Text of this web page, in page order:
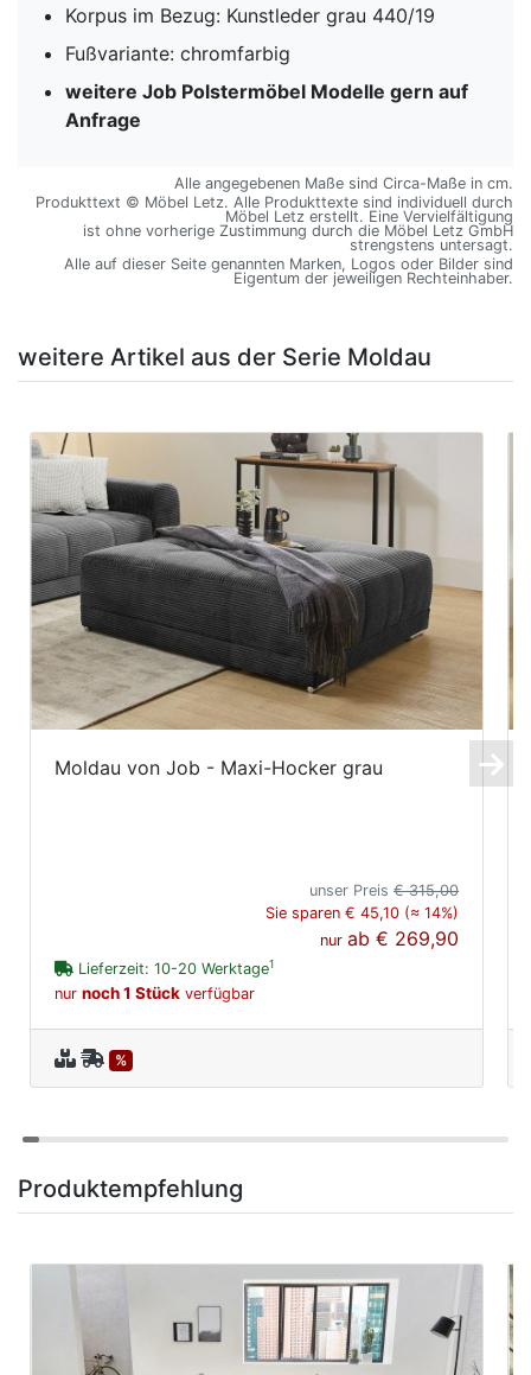
Korpus im Bezug: Kunstleder grau 440/19
Fußvariante: chromfarbig
weitere Job Polstermöbel Modelle gern auf
Anfrage
Alle angegebenen Maße sind Circa-Maße in cm.
Produkttext © Möbel Letz. Alle Produkttexte sind individuell durch
Möbel Letz erstellt. Eine Vervielfältigung
ist ohne vorherige Zustimmung durch die Möbel Letz GmbH
strengstens untersagt.
Alle auf dieser Seite genannten Marken, Logos oder Bilder sind
Eigentum der jeweiligen Rechteinhaber.
weitere Artikel aus der Serie Moldau
Moldau von Job - Maxi-Hocker grau
unser Preis€ 315,00
Sie sparen € 45,10 (≈ 14%)
nurab€ 269,90
Lieferzeit: 10-20 Werktage1
nur noch 1 Stück verfügbar
%
Produktempfehlung